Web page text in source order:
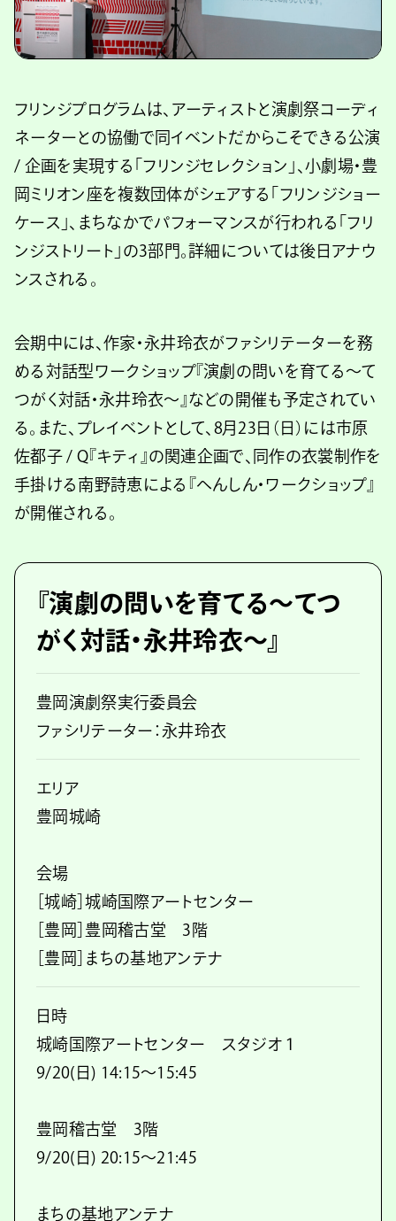
フリンジプログラムは、アーティストと演劇祭コーディ
ネーターとの協働で同イベントだからこそできる公演
/ 企画を実現する「フリンジセレクション」、小劇場・豊
岡ミリオン座を複数団体がシェアする「フリンジショー
ケース」、まちなかでパフォーマンスが行われる「フリ
ンジストリート」の3部門。詳細については後日アナウ
ンスされる。
会期中には、作家・永井玲衣がファシリテーターを務
める対話型ワークショップ『演劇の問いを育てる〜て
つがく対話・永井玲衣〜』などの開催も予定されてい
る。また、プレイベントとして、8月23日（日）には市原
佐都子 / Q『キティ』の関連企画で、同作の衣裳制作を
手掛ける南野詩恵による『へんしん・ワークショップ』
が開催される。
『演劇の問いを育てる〜てつ
がく対話・永井玲衣〜』
豊岡演劇祭実行委員会
ファシリテーター：永井玲衣
エリア
豊岡城崎
会場
［城崎］城崎国際アートセンター
［豊岡］豊岡稽古堂 3階
［豊岡］まちの基地アンテナ
日時
城崎国際アートセンター スタジオ１
9/20(日) 14:15〜15:45
豊岡稽古堂 3階
9/20(日) 20:15〜21:45
まちの基地アンテナ